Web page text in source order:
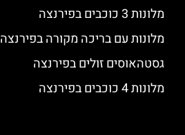
מלונות 3 כוכבים בפירנצה
מלונות עם בריכה מקורה בפירנצה
גסטהאוסים זולים בפירנצה
מלונות 4 כוכבים בפירנצה